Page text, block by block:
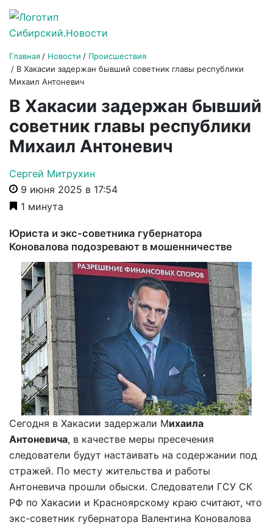
Главная Новости
Происшествия
В Хакасии задержан бывший советник главы республики
Михаил Антоневич
В Хакасии задержан бывший
советник главы республики
Михаил Антоневич
Сергей Митрухин
9 июня 2025 в 17:54
1 минута
Юриста и экс-советника губернатора
Коновалова подозревают в мошенничестве
Сегодня в Хакасии задержали Михаила
Антоневича, в качестве меры пресечения
следователи будут настаивать на содержании под
стражей. По месту жительства и работы
Антоневича прошли обыски. Следователи ГСУ СК
РФ по Хакасии и Красноярскому краю считают, что
экс-советник губернатора Валентина Коновалова